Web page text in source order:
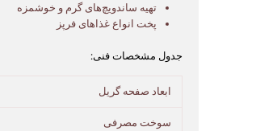
تهیه ساندویچ‌های گرم و خوشمزه
پخت انواع غذاهای فرپز
جدول مشخصات فنی:
ابعاد صفحه گریل
سوخت مصرفی